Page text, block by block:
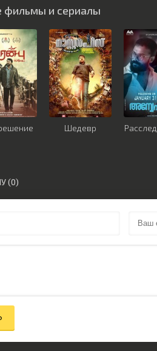
фильмы и сериалы
Шедевр
(0)